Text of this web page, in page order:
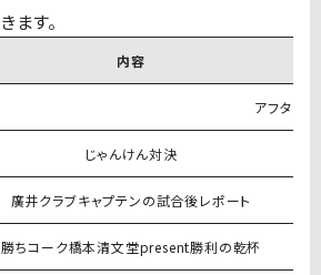
内容
アフター
じゃんけん対決
廣井クラブキャプテンの試合後レポート
勝ちコーク橋本清文堂present勝利の乾杯